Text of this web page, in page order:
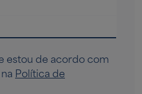
estou de acordo com
Política de